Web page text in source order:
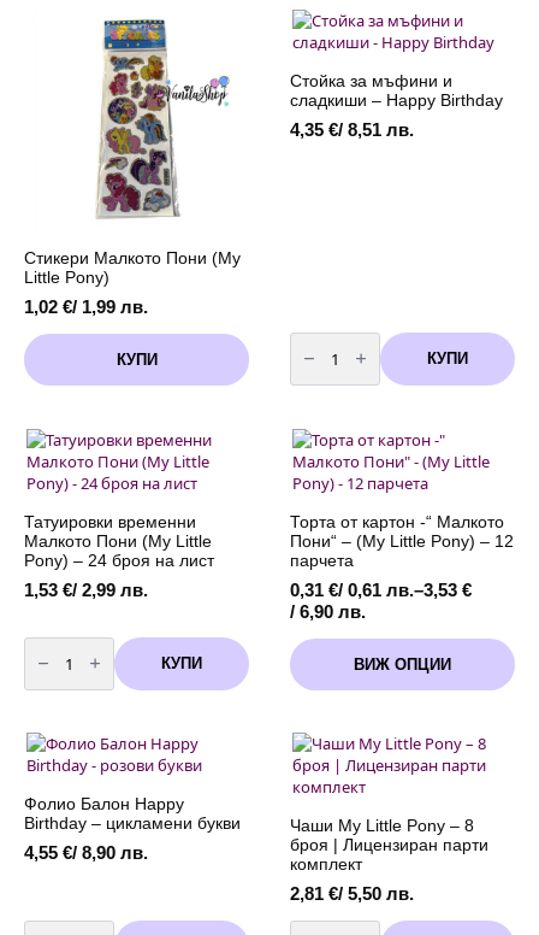
-металик
спирала
-
броя
Стикери Малкото Пони (My
Little Pony)
1,02 €/ 1,99 лв.
КУПИ
Стойка за мъфини и
сладкиши – Happy Birthday
4,35 €/ 8,51 лв.
количество
за
Стойка
за
сладкиши
-
Happy
Birthday
КУПИ
Татуировки временни
Малкото Пони (My Little
Pony) – 24 броя на лист
1,53 €/ 2,99 лв.
количество
за
Татуировки
временни
(My
Little
Pony)
24
броя
на
лист
КУПИ
Торта от картон -“ Малкото
Пони“ – (My Little Pony) – 12
парчета
0,31 €/ 0,61 лв.–3,53 €
/ 6,90 лв.
Price
0,31 €
/
0,61 лв.
3,53 €
/
6,90 лв.
ВИЖ ОПЦИИ
This
product
has
variants.
The
options
may
be
chosen
on
the
product
page
Фолио Балон Happy
Birthday – цикламени букви
4,55 €/ 8,90 лв.
количество
Чаши My Little Pony – 8
броя | Лицензиран парти
комплект
2,81 €/ 5,50 лв.
количество